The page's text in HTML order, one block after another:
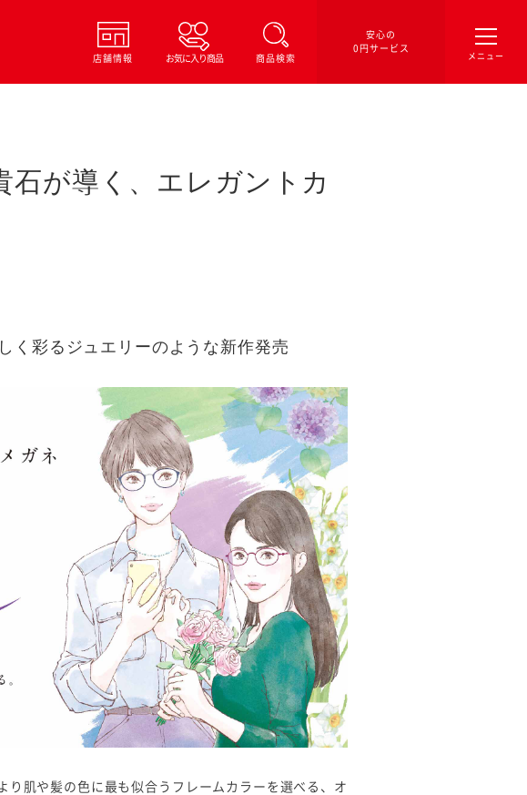
店舗情報 お気に入り商品 商品検索
安心の
0円サービス
石が導く、エレガントカ
く彩るジュエリーのような新作発売
肌や髪の色に最も似合うフレームカラーを選べる、オ